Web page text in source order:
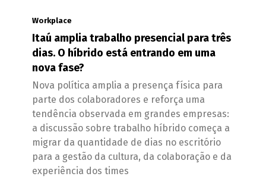
Workplace
Itaú amplia trabalho presencial para três
dias. O híbrido está entrando em uma
nova fase?
Nova política amplia a presença física para
parte dos colaboradores e reforça uma
tendência observada em grandes empresas:
a discussão sobre trabalho híbrido começa a
migrar da quantidade de dias no escritório
para a gestão da cultura, da colaboração e da
experiência dos times